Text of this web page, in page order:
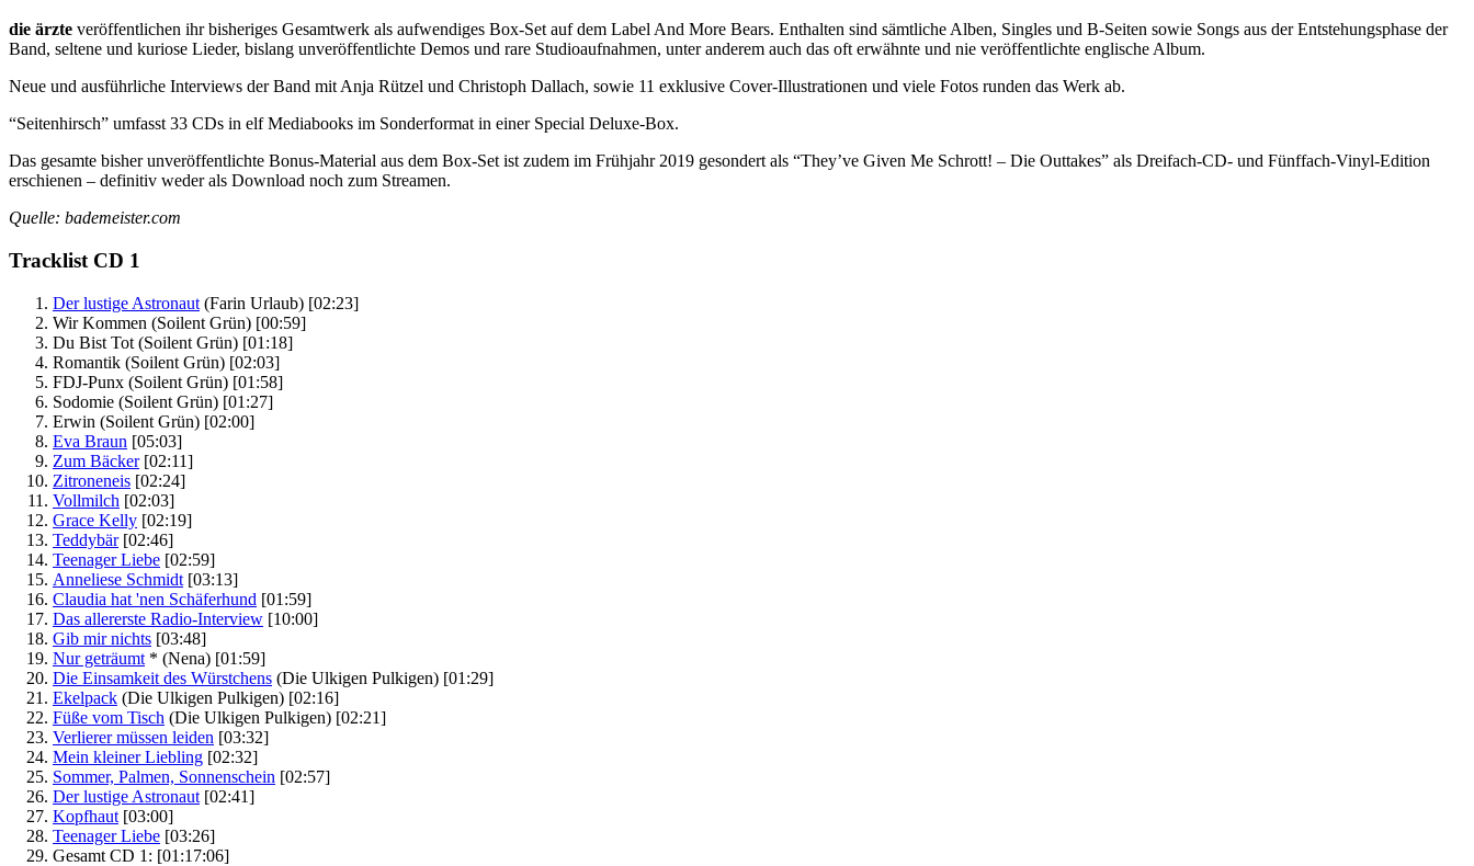
die ärzte veröffentlichen ihr bisheriges Gesamtwerk als aufwendiges Box-Set auf dem Label And More Bears. Enthalten sind sämtliche Alben, Singles und B-Seiten sowie Songs aus der Entstehungsphase der
Band, seltene und kuriose Lieder, bislang unveröffentlichte Demos und rare Studioaufnahmen, unter anderem auch das oft erwähnte und nie veröffentlichte englische Album.
Neue und ausführliche Interviews der Band mit Anja Rützel und Christoph Dallach, sowie 11 exklusive Cover-Illustrationen und viele Fotos runden das Werk ab.
“Seitenhirsch” umfasst 33 CDs in elf Mediabooks im Sonderformat in einer Special Deluxe-Box.
Das gesamte bisher unveröffentlichte Bonus-Material aus dem Box-Set ist zudem im Frühjahr 2019 gesondert als “They’ve Given Me Schrott! – Die Outtakes” als Dreifach-CD- und Fünffach-Vinyl-Edition
erschienen – definitiv weder als Download noch zum Streamen.
Quelle: bademeister.com
Tracklist CD 1
Der lustige Astronaut (Farin Urlaub) [02:23]
Wir Kommen (Soilent Grün) [00:59]
Du Bist Tot (Soilent Grün) [01:18]
Romantik (Soilent Grün) [02:03]
FDJ-Punx (Soilent Grün) [01:58]
Sodomie (Soilent Grün) [01:27]
Erwin (Soilent Grün) [02:00]
Eva Braun [05:03]
Zum Bäcker [02:11]
Zitroneneis [02:24]
Vollmilch [02:03]
Grace Kelly [02:19]
Teddybär [02:46]
Teenager Liebe [02:59]
Anneliese Schmidt [03:13]
Claudia hat 'nen Schäferhund [01:59]
Das allererste Radio-Interview [10:00]
Gib mir nichts [03:48]
Nur geträumt * (Nena) [01:59]
Die Einsamkeit des Würstchens (Die Ulkigen Pulkigen) [01:29]
Ekelpack (Die Ulkigen Pulkigen) [02:16]
Füße vom Tisch (Die Ulkigen Pulkigen) [02:21]
Verlierer müssen leiden [03:32]
Mein kleiner Liebling [02:32]
Sommer, Palmen, Sonnenschein [02:57]
Der lustige Astronaut [02:41]
Kopfhaut [03:00]
Teenager Liebe [03:26]
Gesamt CD 1: [01:17:06]